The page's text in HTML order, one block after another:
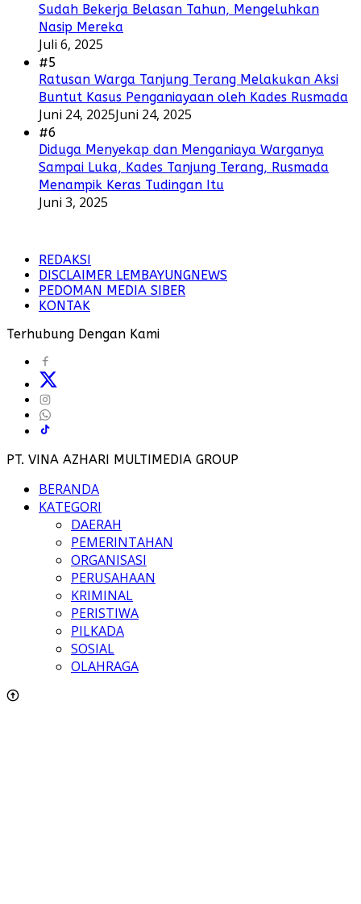
Sudah Bekerja Belasan Tahun, Mengeluhkan
Nasip Mereka
Juli 6, 2025
#5
Ratusan Warga Tanjung Terang Melakukan Aksi
Buntut Kasus Penganiayaan oleh Kades Rusmada
Juni 24, 2025Juni 24, 2025
#6
Diduga Menyekap dan Menganiaya Warganya
Sampai Luka, Kades Tanjung Terang, Rusmada
Menampik Keras Tudingan Itu
Juni 3, 2025
REDAKSI
DISCLAIMER LEMBAYUNGNEWS
PEDOMAN MEDIA SIBER
KONTAK
Terhubung Dengan Kami
PT. VINA AZHARI MULTIMEDIA GROUP
BERANDA
KATEGORI
DAERAH
PEMERINTAHAN
ORGANISASI
PERUSAHAAN
KRIMINAL
PERISTIWA
PILKADA
SOSIAL
OLAHRAGA